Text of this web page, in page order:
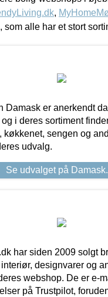
,
, som alle har et stort
Damask er anerkendt
i deres sortiment
køkkenet, sengen og
udvalg.
Se udvalget på
har siden 2009 solgt
designvarer og
webshop. De er e-
på Trustpilot,